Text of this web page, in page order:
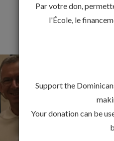
7
Au
Par votre don,
l'École, le
Support the
Your donation can be